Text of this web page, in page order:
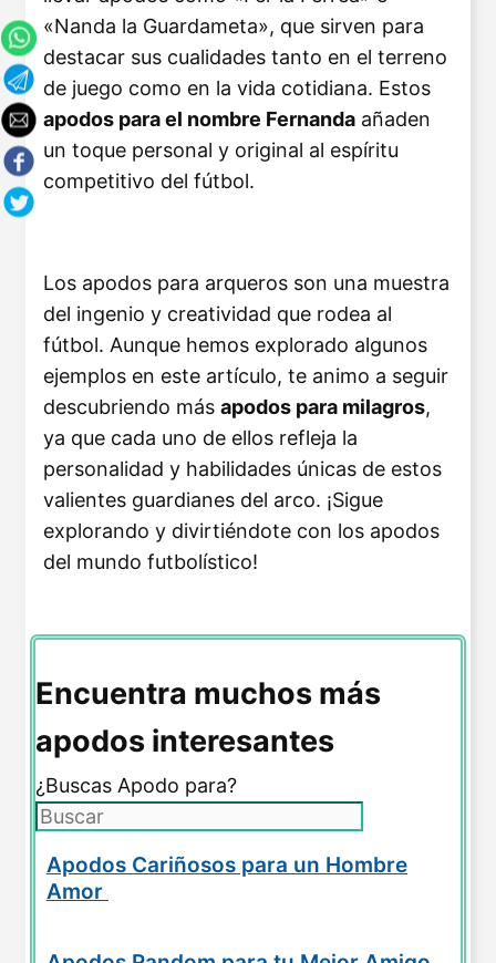
«Nanda la Guardameta», que sirven para
destacar sus cualidades tanto en el terreno
de juego como en la vida cotidiana. Estos
apodos para el nombre Fernanda añaden
un toque personal y original al espíritu
competitivo del fútbol.
Los apodos para arqueros son una muestra
del ingenio y creatividad que rodea al
fútbol. Aunque hemos explorado algunos
ejemplos en este artículo, te animo a seguir
descubriendo más apodos para milagros,
ya que cada uno de ellos refleja la
personalidad y habilidades únicas de estos
valientes guardianes del arco. ¡Sigue
explorando y divirtiéndote con los apodos
del mundo futbolístico!
Encuentra muchos más
apodos interesantes
¿Buscas Apodo para?
Apodos Cariñosos para un Hombre
Amor